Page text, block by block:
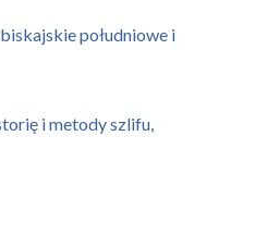
południowe i
i metody szlifu,